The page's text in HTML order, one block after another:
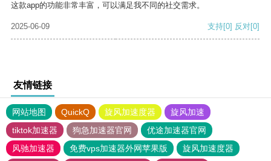
这款app的功能非常丰富，可以满足我不同的社交需求。
2025-06-09 支持[0] 反对[0]
友情链接
网站地图 QuickQ 旋风加速度器
旋风加速
tiktok加速器
狗急加速器官网
优途加速器官网
风驰加速器
免费vps加速器外网苹果版
旋风加速度器